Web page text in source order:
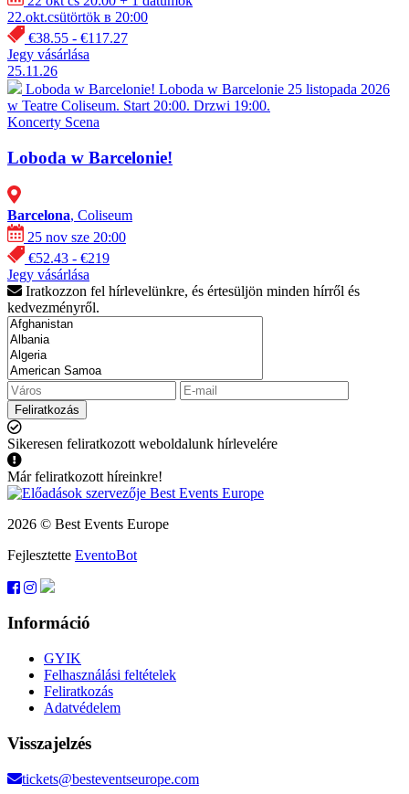
22.okt.csütörtök в 20:00
€38.55 - €117.27
Jegy vásárlása
25.11.26
Loboda w Barcelonie! Loboda w Barcelonie 25 listopada 2026
w Teatre Coliseum. Start 20:00. Drzwi 19:00.
Koncerty Scena
Loboda w Barcelonie!
Barcelona, Coliseum
25 nov sze 20:00
€52.43 - €219
Jegy vásárlása
Iratkozzon fel hírlevelünkre, és értesüljön minden hírről és
kedvezményről.
Feliratkozás
Sikeresen feliratkozott weboldalunk hírlevelére
Már feliratkozott híreinkre!
2026 © Best Events Europe
Fejlesztette EventoBot
Információ
GYIK
Felhasználási feltételek
Feliratkozás
Adatvédelem
Visszajelzés
tickets@besteventseurope.com